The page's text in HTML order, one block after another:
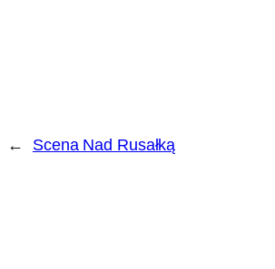
← Scena Nad Rusałką